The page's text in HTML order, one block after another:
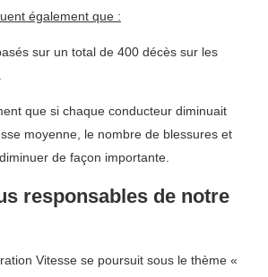
également que :
sur un total de 400 décès sur les
que si chaque conducteur diminuait
moyenne, le nombre de blessures et
de façon importante.
responsables de notre
Vitesse se poursuit sous le thème «